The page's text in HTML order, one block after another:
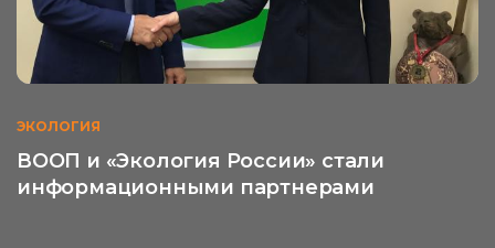
ЭКОЛОГИЯ
ВООП и «Экология России» стали
информационными партнерами